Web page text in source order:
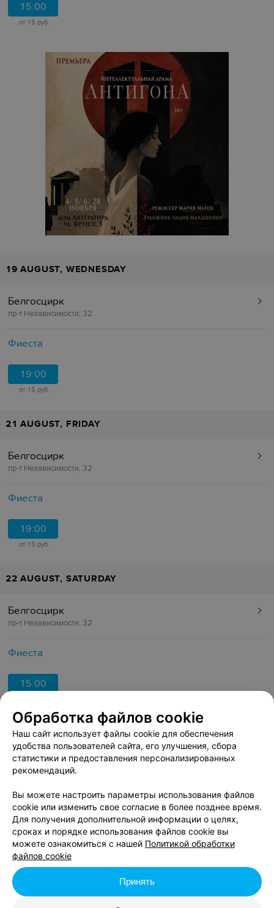
15:00
от 15 руб.
19 AUGUST, WEDNESDAY
Белгосцирк
пр-т Независимости, 32
Фиеста
19:00
от 15 руб.
21 AUGUST, FRIDAY
Белгосцирк
пр-т Независимости, 32
Фиеста
19:00
от 15 руб.
22 AUGUST, SATURDAY
Белгосцирк
пр-т Независимости, 32
Фиеста
15:00
23 AUGUST, SUNDAY
Белгосцирк
пр-т Независимости, 32
Фиеста
17:00
от 15 руб.
Обработка файлов cookie
Наш сайт использует файлы cookie для обеспечения
удобства пользователей сайта, его улучшения, сбора
статистики и предоставления персонализированных
рекомендаций.
Вы можете настроить параметры использования файлов
cookie или изменить свое согласие в более позднее время.
Для получения дополнительной информации о целях,
сроках и порядке использования файлов cookie вы
можете ознакомиться с нашей Политикой обработки
файлов cookie
Принять